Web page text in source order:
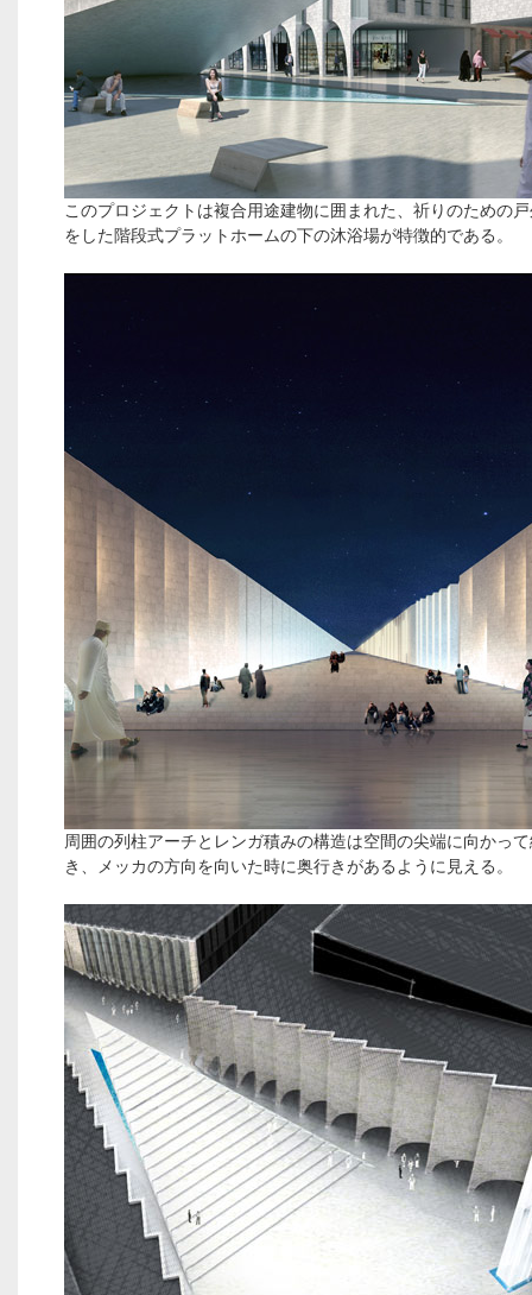
このプロジェクトは複合用途建物に囲まれた、祈りのための
をした階段式プラットホームの下の沐浴場が特徴的である。
周囲の列柱アーチとレンガ積みの構造は空間の尖端に向かっ
き、メッカの方向を向いた時に奥行きがあるように見える。